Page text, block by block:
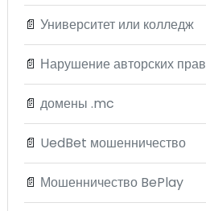
📄 Университет или колледж
📄 Нарушение авторских прав
📄 домены .mc
📄 UedBet мошенничество
📄 Мошенничество BePlay